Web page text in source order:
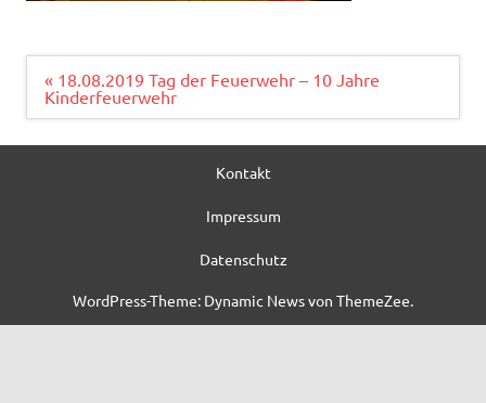
Beitragsnavigation
« 18.08.2019 Tag der Feuerwehr – 10 Jahre
Kinderfeuerwehr
Kontakt
Impressum
Datenschutz
WordPress-Theme: Dynamic News von ThemeZee.